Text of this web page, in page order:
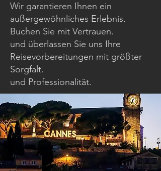
Wir garantieren Ihnen ein
außergewöhnliches Erlebnis.
Buchen Sie mit Vertrauen.
und überlassen Sie uns Ihre
Reisevorbereitungen mit größter
Sorgfalt.
und Professionalität.